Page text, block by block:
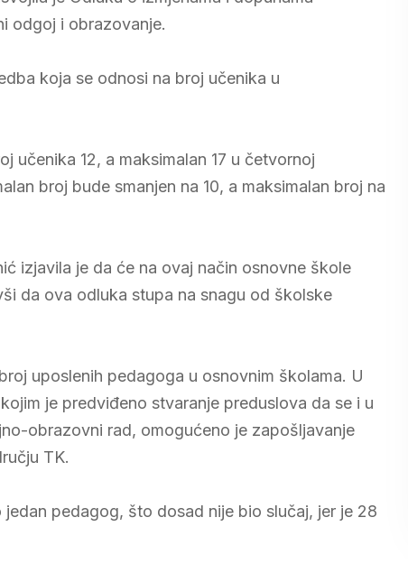
odgoj i obrazovanje.
koja se odnosi na broj učenika u
učenika 12, a maksimalan 17 u četvornoj
broj bude smanjen na 10, a maksimalan broj na
izjavila je da će na ovaj način osnovne škole
da ova odluka stupa na snagu od školske
uposlenih pedagoga u osnovnim školama. U
je predviđeno stvaranje preduslova da se i u
obrazovni rad, omogućeno je zapošljavanje
TK.
pedagog, što dosad nije bio slučaj, jer je 28